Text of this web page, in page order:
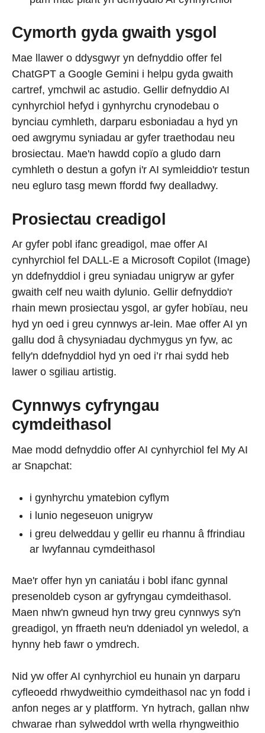
Cymorth gyda gwaith ysgol
Mae llawer o ddysgwyr yn defnyddio offer fel
ChatGPT a Google Gemini i helpu gyda gwaith
cartref, ymchwil ac astudio. Gellir defnyddio AI
cynhyrchiol hefyd i gynhyrchu crynodebau o
bynciau cymhleth, darparu esboniadau a hyd yn
oed awgrymu syniadau ar gyfer traethodau neu
brosiectau. Mae'n hawdd copïo a gludo darn
cymhleth o destun a gofyn i'r AI symleiddio'r testun
neu egluro tasg mewn ffordd fwy dealladwy.
Prosiectau creadigol
Ar gyfer pobl ifanc greadigol, mae offer AI
cynhyrchiol fel DALL-E a Microsoft Copilot (Image)
yn ddefnyddiol i greu syniadau unigryw ar gyfer
gwaith celf neu waith dylunio. Gellir defnyddio'r
rhain mewn prosiectau ysgol, ar gyfer hobïau, neu
hyd yn oed i greu cynnwys ar-lein. Mae offer AI yn
gallu dod â chysyniadau dychmygus yn fyw, ac
felly'n ddefnyddiol hyd yn oed i’r rhai sydd heb
lawer o sgiliau artistig.
Cynnwys cyfryngau
cymdeithasol
Mae modd defnyddio offer AI cynhyrchiol fel My AI
ar Snapchat:
i gynhyrchu ymatebion cyflym
i lunio negeseuon unigryw
i greu delweddau y gellir eu rhannu â ffrindiau
ar lwyfannau cymdeithasol
Mae'r offer hyn yn caniatáu i bobl ifanc gynnal
presenoldeb cyson ar gyfryngau cymdeithasol.
Maen nhw'n gwneud hyn trwy greu cynnwys sy'n
greadigol, yn ffraeth neu'n ddeniadol yn weledol, a
hynny heb fawr o ymdrech.
Nid yw offer AI cynhyrchiol eu hunain yn darparu
cyfleoedd rhwydweithio cymdeithasol nac yn fodd i
anfon neges ar y platfform. Yn hytrach, gallan nhw
chwarae rhan sylweddol wrth wella rhyngweithio